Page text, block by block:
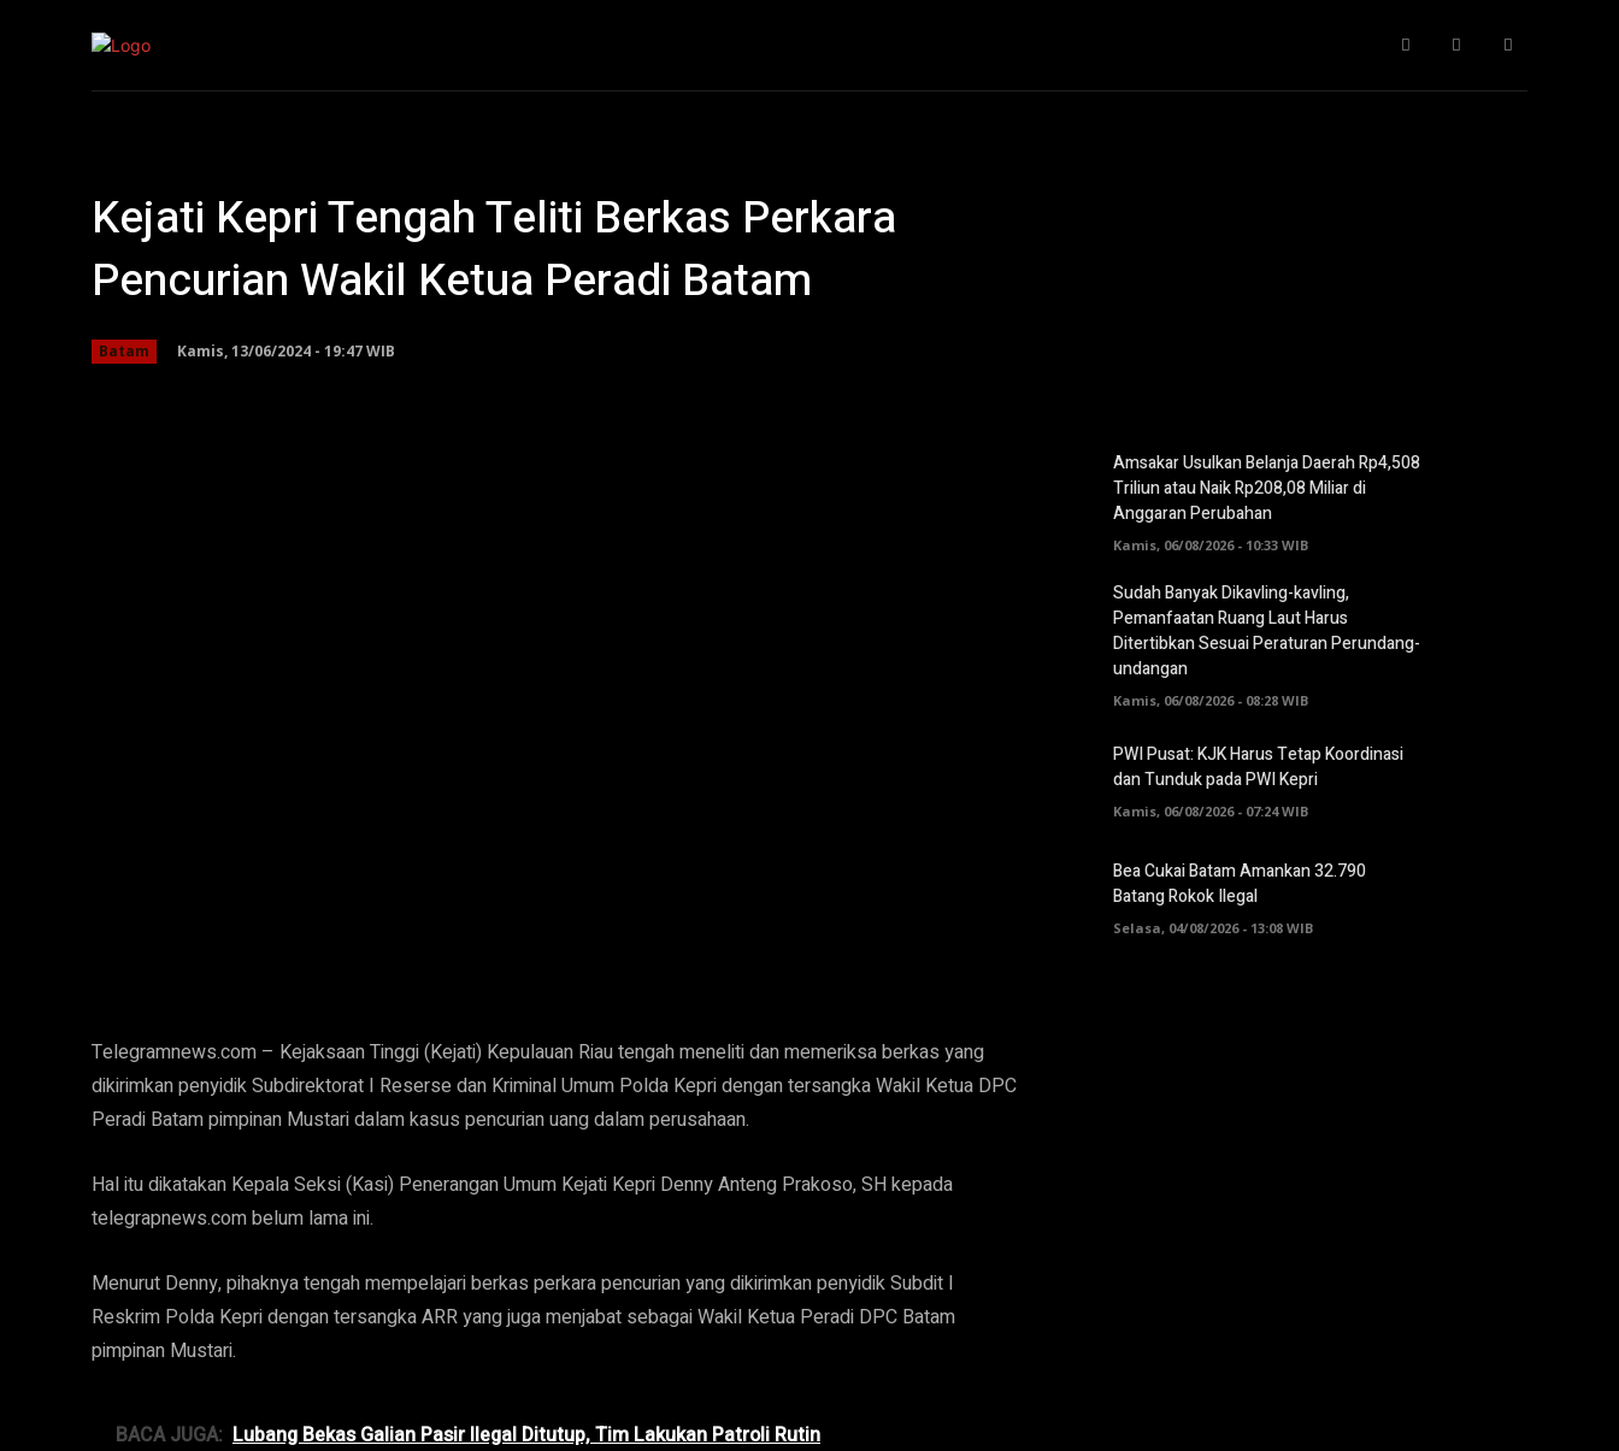
Pendidikan More
Kejati Kepri Tengah Teliti Berkas Perkara
Pencurian Wakil Ketua Peradi Batam
Batam Kamis, 13/06/2024 - 19:47 WIB
Telegramnews.com – Kejaksaan Tinggi (Kejati) Kepulauan Riau tengah meneliti dan memeriksa berkas yang
dikirimkan penyidik Subdirektorat I Reserse dan Kriminal Umum Polda Kepri dengan tersangka Wakil Ketua DPC
Peradi Batam pimpinan Mustari dalam kasus pencurian uang dalam perusahaan.
Hal itu dikatakan Kepala Seksi (Kasi) Penerangan Umum Kejati Kepri Denny Anteng Prakoso, SH kepada
telegrapnews.com belum lama ini.
Menurut Denny, pihaknya tengah mempelajari berkas perkara pencurian yang dikirimkan penyidik Subdit I
Reskrim Polda Kepri dengan tersangka ARR yang juga menjabat sebagai Wakil Ketua Peradi DPC Batam
pimpinan Mustari.
BACA JUGA: Lubang Bekas Galian Pasir Ilegal Ditutup, Tim Lakukan Patroli Rutin
Amsakar Usulkan Belanja Daerah Rp4,508
Triliun atau Naik Rp208,08 Miliar di
Anggaran Perubahan
Kamis, 06/08/2026 - 10:33 WIB
Sudah Banyak Dikavling-kavling,
Pemanfaatan Ruang Laut Harus
Ditertibkan Sesuai Peraturan Perundang-
undangan
Kamis, 06/08/2026 - 08:28 WIB
PWI Pusat: KJK Harus Tetap Koordinasi
dan Tunduk pada PWI Kepri
Kamis, 06/08/2026 - 07:24 WIB
Bea Cukai Batam Amankan 32.790
Batang Rokok Ilegal
Selasa, 04/08/2026 - 13:08 WIB